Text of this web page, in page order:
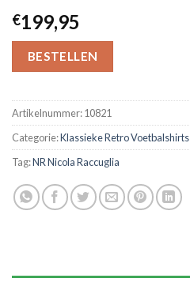
€199,95
BESTELLEN
Artikelnummer:10821
Categorie:Klassieke Retro Voetbalshirts
Tag:NR Nicola Raccuglia